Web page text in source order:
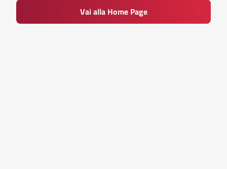
Vai alla Home Page